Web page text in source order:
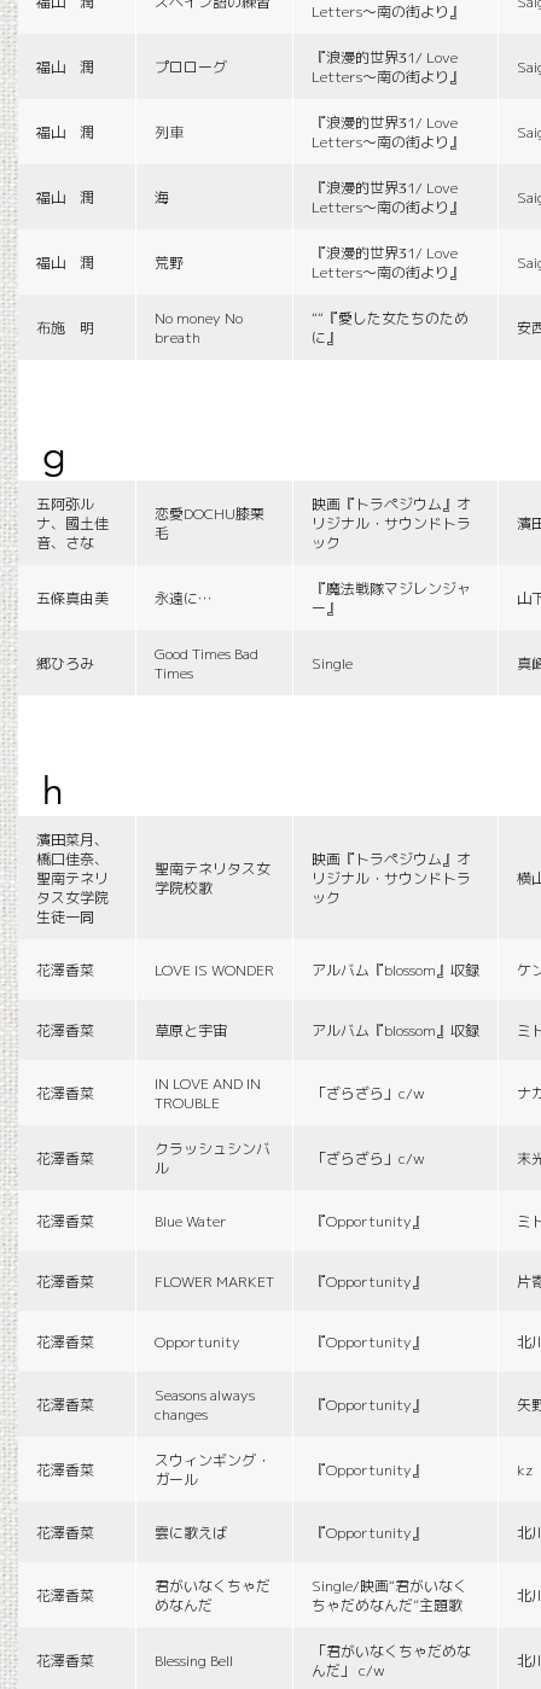
Letters〜南の街より』
福山 潤 プロローグ
『浪漫的世界31/ Love
Letters〜南の街より』
福山 潤 列車
『浪漫的世界31/ Love
Letters〜南の街より』
福山 潤 海
『浪漫的世界31/ Love
Letters〜南の街より』
福山 潤 荒野
『浪漫的世界31/ Love
Letters〜南の街より』
布施 明
No money No
breath
““『愛した女たちのため
に』
安
g
五阿弥ル
ナ、國土佳
音、さな
恋愛DOCHU膝栗
毛
映画『トラペジウム』オ
リジナル・サウンドトラ
ック
濱
五條真由美 永遠に…
『魔法戦隊マジレンジャ
ー』
山
郷ひろみ
Good Times Bad
Times
Single 真
h
濱田菜月、
橋口佳奈、
聖南テネリ
タス女学院
生徒一同
聖南テネリタス女
学院校歌
映画『トラペジウム』オ
リジナル・サウンドトラ
ック
横
花澤香菜 LOVE IS WONDER アルバム『blossom』収録 ケ
花澤香菜 草原と宇宙 アルバム『blossom』収録 ミ
花澤香菜
IN LOVE AND IN
TROUBLE
「ざらざら」c/w ナ
花澤香菜
クラッシュシンバ
ル
「ざらざら」c/w 末
花澤香菜 Blue Water 『Opportunity』 ミ
花澤香菜 FLOWER MARKET 『Opportunity』 片
花澤香菜 Opportunity 『Opportunity』 北
花澤香菜
Seasons always
changes
『Opportunity』 矢
花澤香菜
スウィンギング・
ガール
『Opportunity』 kz
花澤香菜 雲に歌えば 『Opportunity』 北
花澤香菜
君がいなくちゃだ
めなんだ
Single/映画“君がいなく
ちゃだめなんだ”主題歌
北
花澤香菜 Blessing Bell
「君がいなくちゃだめな
んだ」 c/w
北